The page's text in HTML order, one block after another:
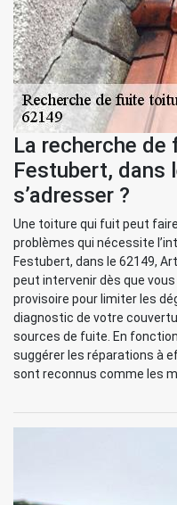
La recherche
Festubert, dans
s’adresser ?
Une toiture qui fuit peut faire
problèmes qui nécessite
Festubert, dans le 62149,
peut intervenir dès que vous
provisoire pour limiter les
diagnostic de votre
sources de fuite. En
suggérer les réparations à
sont reconnus comme les